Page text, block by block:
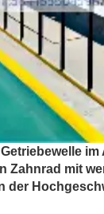
Zahnrad mit
der